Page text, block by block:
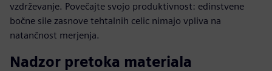
vzdrževanje. Povečajte svojo produktivnost: edinstvene
bočne sile zasnove tehtalnih celic nimajo vpliva na
natančnost merjenja.
Nadzor pretoka materiala